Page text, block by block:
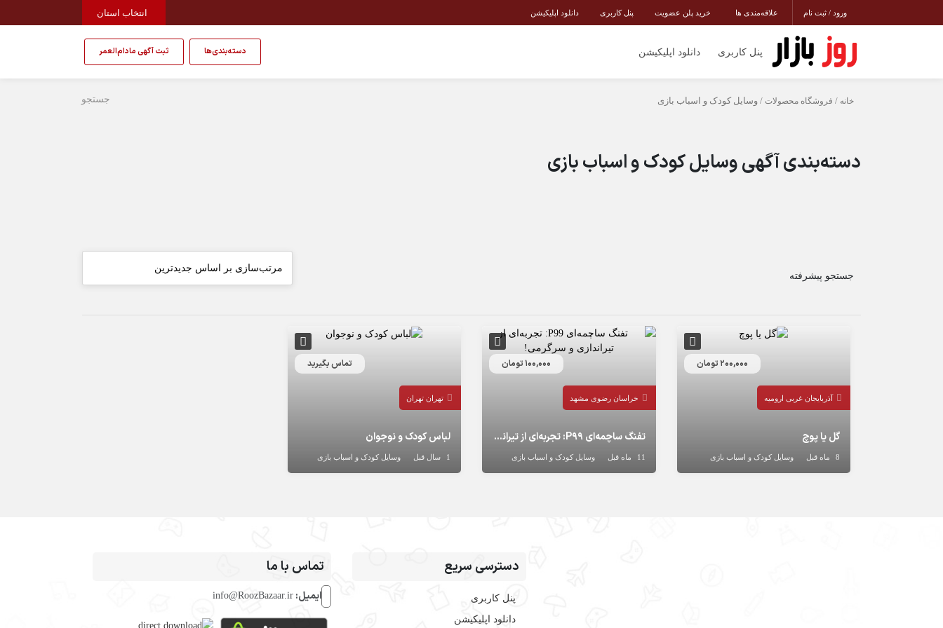
انتخاب استان ورود / ثبت نام علاقه‌مندی ها خرید پلن عضویت پنل کاربری دانلود اپلیکیشن
پنل کاربری دانلود اپلیکیشن دسته‌بندی‌ها ثبت آگهی مادام‌العمر
جستجو خانه / فروشگاه محصولات / وسایل کودک و اسباب بازی
دسته‌بندی آگهی وسایل کودک و اسباب بازی
جستجو پیشرفته
آذربایجان غربی ارومیه
200,000 تومان
گل یا پوچ
8 ماه قبل وسایل کودک و اسباب بازی
خراسان رضوی مشهد
100,000 تومان
تفنگ ساچمه‌ای P99: تجربه‌ای از تیراندازی و سرگرمی!
11 ماه قبل وسایل کودک و اسباب بازی
تهران تهران
تماس بگیرید
لباس کودک و نوجوان
1 سال قبل وسایل کودک و اسباب بازی
دسترسی سریع
پنل کاربری
دانلود اپلیکیشن
تماس با ما
ایمیل: info@RoozBazaar.ir